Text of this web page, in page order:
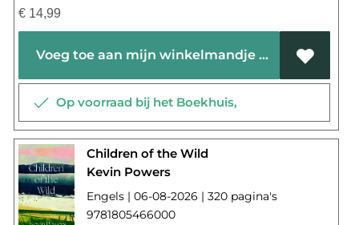
€14,99
Voeg toe aan mijn winkelmandje
Op voorraad bij het Boekhuis,
Children of the Wild
Kevin Powers
Engels | 06-08-2026 | 320 pagina's
9781805466000